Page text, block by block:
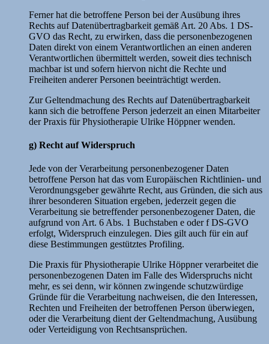
Ferner hat die betroffene Person bei der Ausübung ihres
Rechts auf Datenübertragbarkeit gemäß Art. 20 Abs. 1 DS-
GVO das Recht, zu erwirken, dass die personenbezogenen
Daten direkt von einem Verantwortlichen an einen anderen
Verantwortlichen übermittelt werden, soweit dies technisch
machbar ist und sofern hiervon nicht die Rechte und
Freiheiten anderer Personen beeinträchtigt werden.
Zur Geltendmachung des Rechts auf Datenübertragbarkeit
kann sich die betroffene Person jederzeit an einen Mitarbeiter
der Praxis für Physiotherapie Ulrike Höppner wenden.
g) Recht auf Widerspruch
Jede von der Verarbeitung personenbezogener Daten
betroffene Person hat das vom Europäischen Richtlinien- und
Verordnungsgeber gewährte Recht, aus Gründen, die sich aus
ihrer besonderen Situation ergeben, jederzeit gegen die
Verarbeitung sie betreffender personenbezogener Daten, die
aufgrund von Art. 6 Abs. 1 Buchstaben e oder f DS-GVO
erfolgt, Widerspruch einzulegen. Dies gilt auch für ein auf
diese Bestimmungen gestütztes Profiling.
Die Praxis für Physiotherapie Ulrike Höppner verarbeitet die
personenbezogenen Daten im Falle des Widerspruchs nicht
mehr, es sei denn, wir können zwingende schutzwürdige
Gründe für die Verarbeitung nachweisen, die den Interessen,
Rechten und Freiheiten der betroffenen Person überwiegen,
oder die Verarbeitung dient der Geltendmachung, Ausübung
oder Verteidigung von Rechtsansprüchen.